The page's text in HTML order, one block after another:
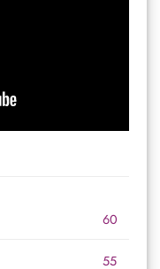
60
55